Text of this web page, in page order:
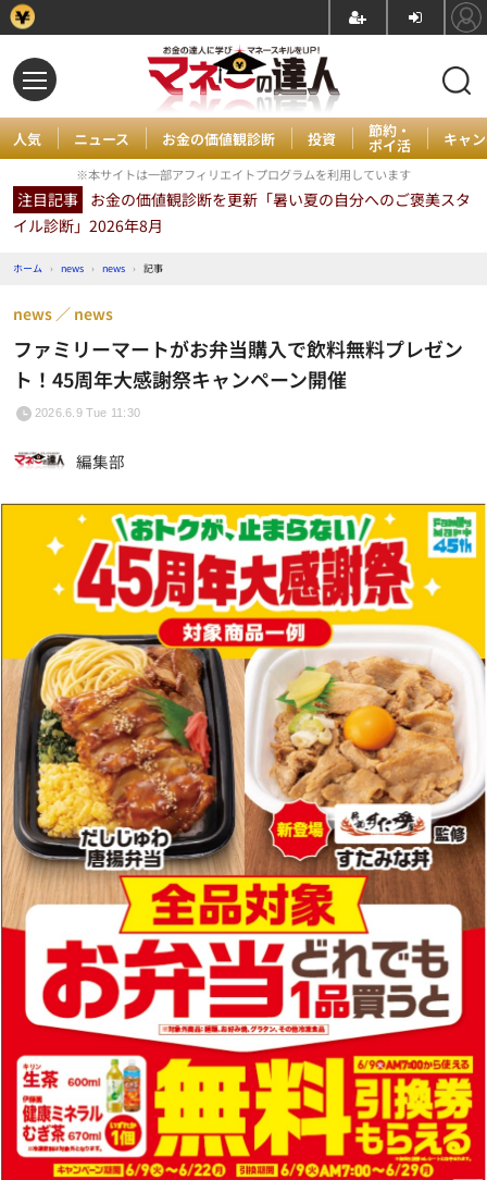
人気 ニュース お金の価値観診断 投資 節約・
ポイ活 キャ
※本サイトは一部アフィリエイトプログラムを利用しています
注目記事 お金の価値観診断を更新「暑い夏の自分へのご褒美スタ
イル診断」2026年8月
ホーム › news › news › 記事
ファミリーマートがお弁当購入で飲料無料プレゼン
ト！45周年大感謝祭キャンペーン開催
news news
2026.6.9 Tue 11:30
編集部